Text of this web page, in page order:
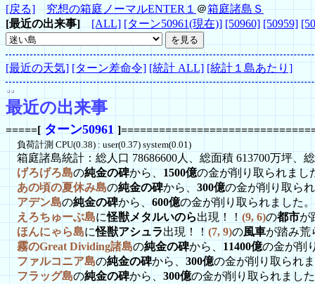
[戻る] 究想の箱庭ノーマルENTER１＠箱庭諸島Ｓ
[最近の出来事]
[ALL] [ターン50961(現在)] [50960] [50959]
[最近の天気] [ターン差命令] [統計 ALL] [統計１島あたり]
最近の出来事
=====[ターン50961
負荷計測 CPU(0.38) : user(0.37) system(0.01)
箱庭諸島統計：総人口 78686600人、総面積 613700万坪、
げろげろ島の純金の碑から、1500億の金が削り取られまし
あの頃の夏休み島の純金の碑から、300億の金が削り取ら
アデン島の純金の碑から、600億の金が削り取られました。
えろちゅーぶ島に怪獣メタルいのら出現！！ (9, 6)の都市が
ほんにゃら島に怪獣アシュラ出現！！ (7, 9)の風車が踏み荒
霧のGreat Dividing諸島の純金の碑から、 11400億の金が削
ファルコニア島の純金の碑から、300億の金が削り取られ
フラッグ島の純金の碑から、300億の金が削り取られまし